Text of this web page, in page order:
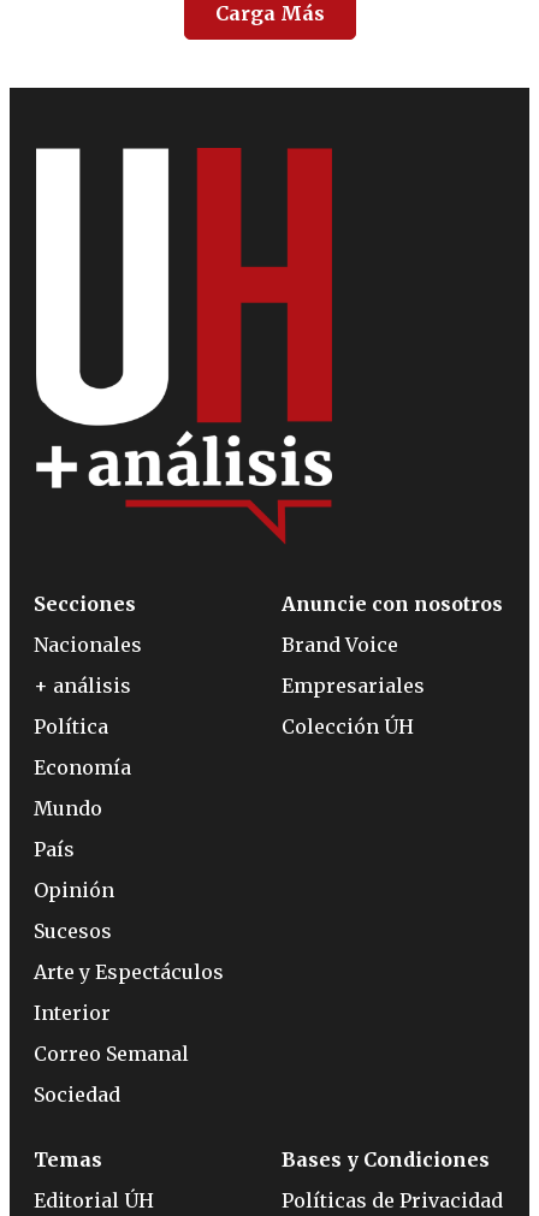
Carga Más
Secciones
Nacionales
+ análisis
Política
Economía
Mundo
País
Opinión
Sucesos
Arte y Espectáculos
Interior
Correo Semanal
Sociedad
Anuncie con nosotros
Brand Voice
Empresariales
Colección ÚH
Temas
Editorial ÚH
Bases y Condiciones
Políticas de Privacidad